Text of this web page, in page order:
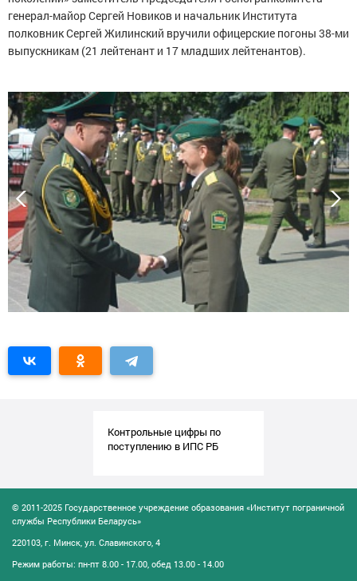
генерал-майор Сергей Новиков и начальник Института
полковник Сергей Жилинский вручили офицерские погоны 38-ми
выпускникам (21 лейтенант и 17 младших лейтенантов).
Контрольные цифры по
поступлению в ИПС РБ
© 2011-2025 Государственное учреждение образования «Институт пограничной
службы Республики Беларусь»
220103, г. Минск, ул. Славинского, 4
Режим работы: пн-пт 8.00 - 17.00, обед 13.00 - 14.00